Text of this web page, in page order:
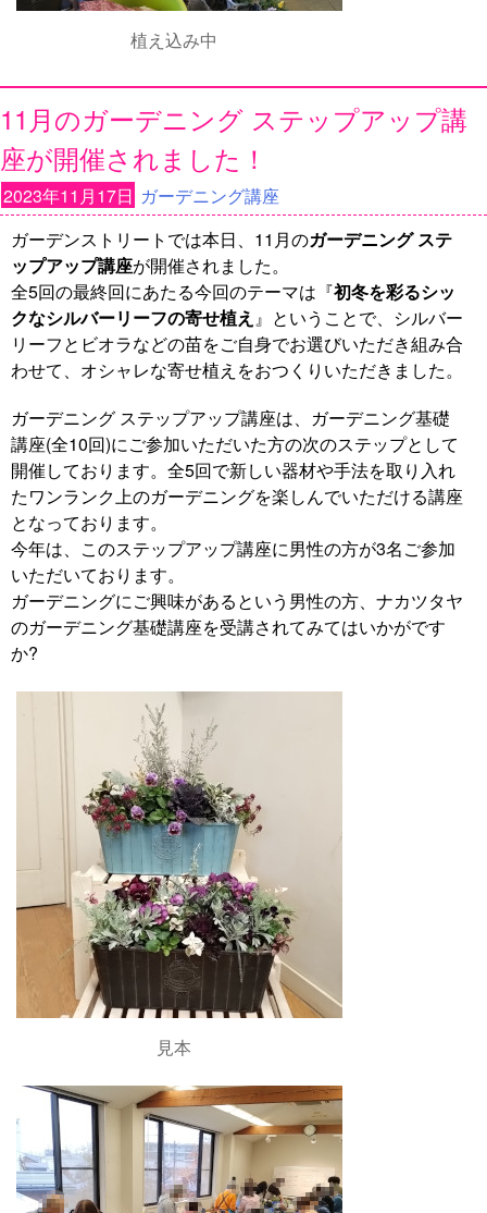
植え込み中
11月のガーデニング ステップアップ講
座が開催されました！
2023年11月17日 ガーデニング講座
ガーデンストリートでは本日、11月のガーデニング ステ
ップアップ講座が開催されました。
全5回の最終回にあたる今回のテーマは『初冬を彩るシッ
クなシルバーリーフの寄せ植え 』ということで、シルバー
リーフとビオラなどの苗をご自身でお選びいただき組み合
わせて、オシャレな寄せ植えをおつくりいただきました。
ガーデニング ステップアップ講座は、ガーデニング基礎
講座(全10回)にご参加いただいた方の次のステップとして
開催しております。全5回で新しい器材や手法を取り入れ
たワンランク上のガーデニングを楽しんでいただける講座
となっております。
今年は、このステップアップ講座に男性の方が3名ご参加
いただいております。
ガーデニングにご興味があるという男性の方、ナカツタヤ
のガーデニング基礎講座を受講されてみてはいかがです
か?
見本